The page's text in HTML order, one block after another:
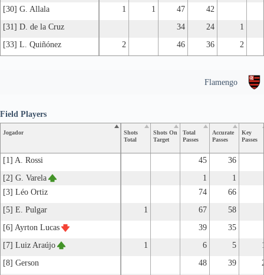
[30] G. Allala
1 1 47
42
[31] D. de la Cruz
34 24
1
[33] L. Quiñónez
2 46 36 2
Flamengo
Jogador
Shots
Total
Shots On
Target
Total
Passes
Accurate
Passes
Key
Passes
[1] A. Rossi 45
36
[2] G. Varela
1
1
[3] Léo Ortiz
74
66
[5] E. Pulgar
1 67
58
[6] Ayrton Lucas
39
35
[7] Luiz Araújo
1 6 5
[8] Gerson
48 39
Field Players